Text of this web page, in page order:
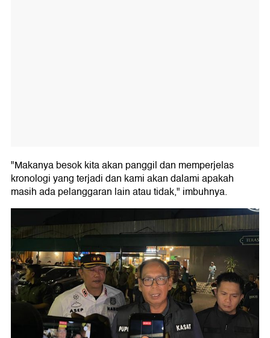
"Makanya besok kita akan panggil dan memperjelas
kronologi yang terjadi dan kami akan dalami apakah
masih ada pelanggaran lain atau tidak," imbuhnya.